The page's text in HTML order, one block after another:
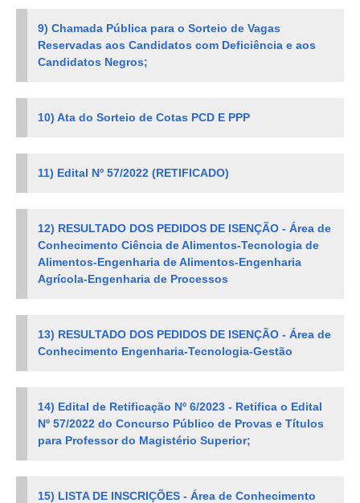
9) Chamada Pública para o Sorteio de Vagas
Reservadas aos Candidatos com Deficiência e aos
Candidatos Negros;
10) Ata do Sorteio de Cotas PCD E PPP
11) Edital Nº 57/2022 (RETIFICADO)
12) RESULTADO DOS PEDIDOS DE ISENÇÃO - Área de
Conhecimento Ciência de Alimentos-Tecnologia de
Alimentos-Engenharia de Alimentos-Engenharia
Agrícola-Engenharia de Processos
13) RESULTADO DOS PEDIDOS DE ISENÇÃO - Área de
Conhecimento Engenharia-Tecnologia-Gestão
14) Edital de Retificação Nº 6/2023 - Retifica o Edital
Nº 57/2022 do Concurso Público de Provas e Títulos
para Professor do Magistério Superior;
15) LISTA DE INSCRIÇÕES - Área de Conhecimento